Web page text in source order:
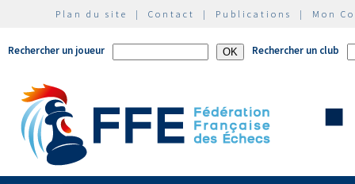
Plan du site | Contact | Publications | Mon
Rechercher un joueur Rechercher un club